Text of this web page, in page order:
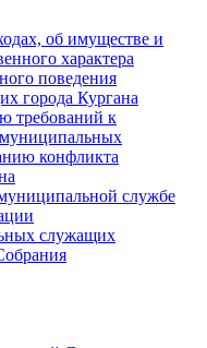
об имуществе и
характера
поведения
города Кургана
требований к
конфликта
службе
служащих